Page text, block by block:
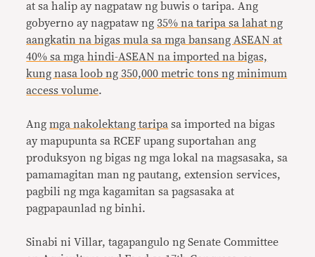
at sa halip ay nagpataw ng buwis o taripa. Ang
gobyerno ay nagpataw ng 35% na taripa sa lahat ng
aangkatin na bigas mula sa mga bansang ASEAN at
40% sa mga hindi-ASEAN na imported na bigas,
kung nasa loob ng 350,000 metric tons ng minimum
access volume.
Angmga nakolektang taripa sa imported na bigas
ay mapupunta sa RCEF upang suportahan ang
produksyon ng bigas ng mga lokal na magsasaka, sa
pamamagitan man ng pautang, extension services,
pagbili ng mga kagamitan sa pagsasaka at
pagpapaunlad ng binhi.
Sinabi ni Villar, tagapangulo ng Senate Committee